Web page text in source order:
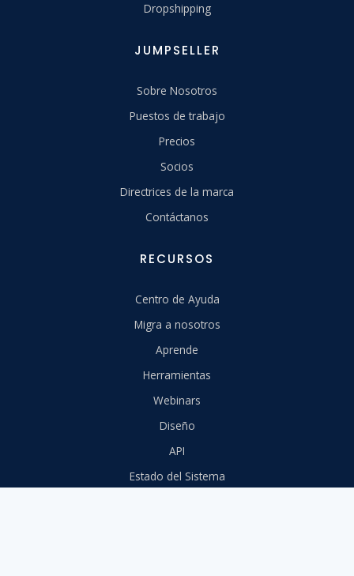
Dropshipping
JUMPSELLER
Sobre Nosotros
Puestos de trabajo
Precios
Socios
Directrices de la marca
Contáctanos
RECURSOS
Centro de Ayuda
Migra a nosotros
Aprende
Herramientas
Webinars
Diseño
API
Estado del Sistema